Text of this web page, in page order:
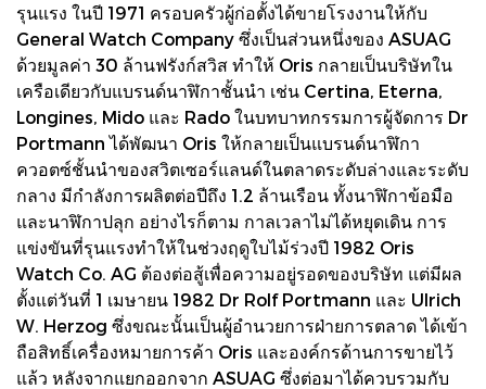
รุนแรง ในปี 1971 ครอบครัวผู้ก่อตั้งได้ขายโรงงานให้กับ
General Watch Company ซึ่งเป็นส่วนหนึ่งของ ASUAG
ด้วยมูลค่า 30 ล้านฟรังก์สวิส ทำให้ Oris กลายเป็นบริษัทใน
เครือเดียวกับแบรนด์นาฬิกาชั้นนำ เช่น Certina, Eterna,
Longines, Mido และ Rado ในบทบาทกรรมการผู้จัดการ Dr
Portmann ได้พัฒนา Oris ให้กลายเป็นแบรนด์นาฬิกา
ควอตซ์ชั้นนำของสวิตเซอร์แลนด์ในตลาดระดับล่างและระดับ
กลาง มีกำลังการผลิตต่อปีถึง 1.2 ล้านเรือน ทั้งนาฬิกาข้อมือ
และนาฬิกาปลุก อย่างไรก็ตาม กาลเวลาไม่ได้หยุดเดิน การ
แข่งขันที่รุนแรงทำให้ในช่วงฤดูใบไม้ร่วงปี 1982 Oris
Watch Co. AG ต้องต่อสู้เพื่อความอยู่รอดของบริษัท แต่มีผล
ตั้งแต่วันที่ 1 เมษายน 1982 Dr Rolf Portmann และ Ulrich
W. Herzog ซึ่งขณะนั้นเป็นผู้อำนวยการฝ่ายการตลาด ได้เข้า
ถือสิทธิ์เครื่องหมายการค้า Oris และองค์กรด้านการขายไว้
แล้ว หลังจากแยกออกจาก ASUAG ซึ่งต่อมาได้ควบรวมกับ